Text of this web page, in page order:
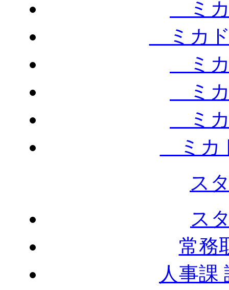
ミカ
ミカド
ミカ
ミカ
ミカ
ミカ
ス
ス
常務
人事課